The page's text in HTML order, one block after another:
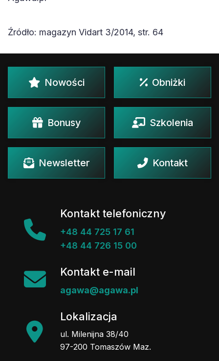
Źródło: magazyn Vidart 3/2014, str. 64
Nowości Obniżki
Bonusy Szkolenia
Newsletter Kontakt
Kontakt telefoniczny
+48 44 725 17 61
+48 44 726 15 00
Kontakt e-mail
agawa@agawa.pl
Lokalizacja
ul. Milenijna 38/40
97-200 Tomaszów Maz.